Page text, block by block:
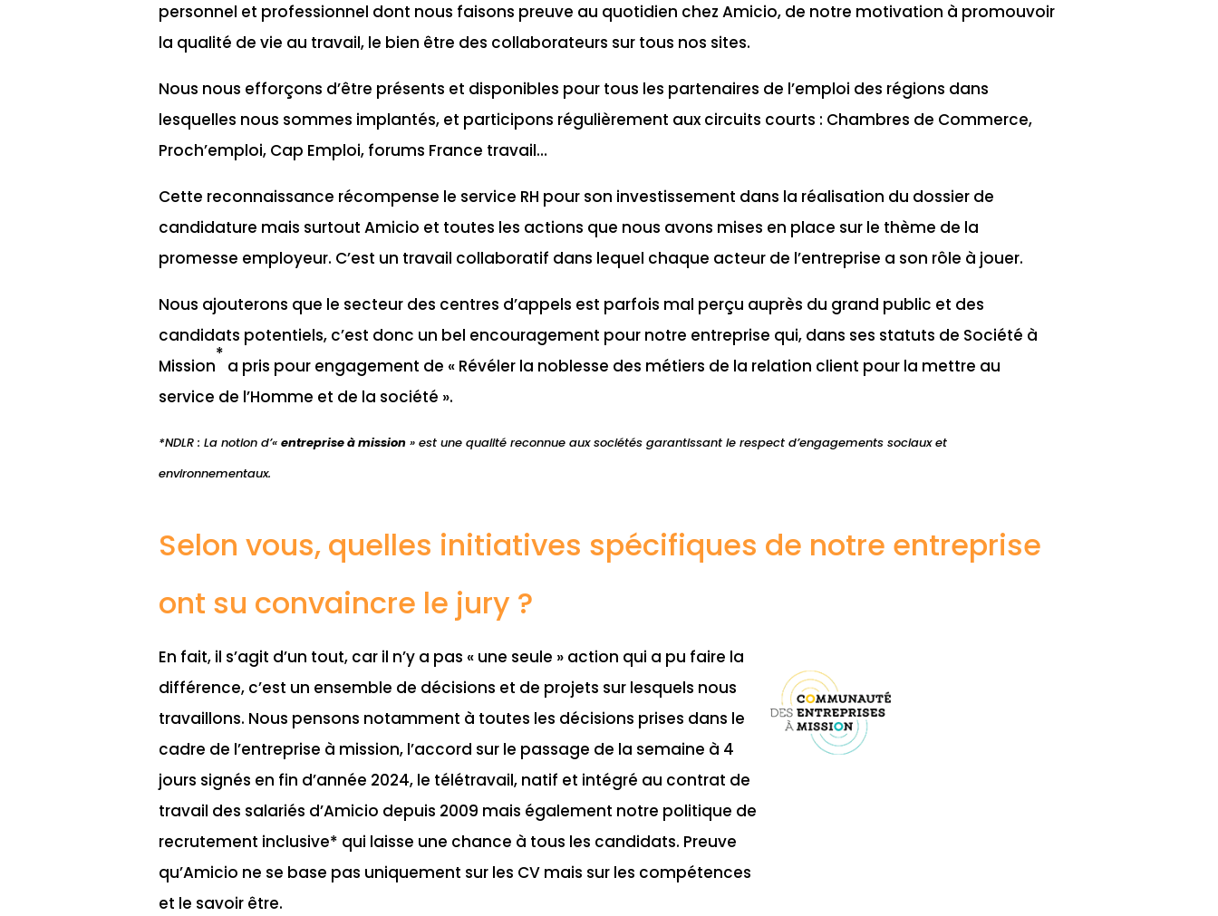
personnel et professionnel dont nous faisons preuve au quotidien chez Amicio, de notre motivation à promouvoir
la qualité de vie au travail, le bien être des collaborateurs sur tous nos sites.
Nous nous efforçons d’être présents et disponibles pour tous les partenaires de l’emploi des régions dans
lesquelles nous sommes implantés, et participons régulièrement aux circuits courts : Chambres de Commerce,
Proch’emploi, Cap Emploi, forums France travail…
Cette reconnaissance récompense le service RH pour son investissement dans la réalisation du dossier de
candidature mais surtout Amicio et toutes les actions que nous avons mises en place sur le thème de la
promesse employeur. C’est un travail collaboratif dans lequel chaque acteur de l’entreprise a son rôle à jouer.
Nous ajouterons que le secteur des centres d’appels est parfois mal perçu auprès du grand public et des
candidats potentiels, c’est donc un bel encouragement pour notre entreprise qui, dans ses statuts de Société à
Mission
*
a pris pour engagement de « Révéler la noblesse des métiers de la relation client pour la mettre au
service de l’Homme et de la société ».
*NDLR : La notion d’« entreprise à mission» est une qualité reconnue aux sociétés garantissant le respect d’engagements sociaux et
environnementaux.
Selon vous, quelles initiatives spécifiques de notre entreprise
ont su convaincre le jury ?
En fait, il s’agit d’un tout, car il n’y a pas « une seule » action qui a pu faire la
différence, c’est un ensemble de décisions et de projets sur lesquels nous
travaillons. Nous pensons notamment à toutes les décisions prises dans le
cadre de l’entreprise à mission, l’accord sur le passage de la semaine à 4
jours signés en fin d’année 2024, le télétravail, natif et intégré au contrat de
travail des salariés d’Amicio depuis 2009 mais également notre politique de
recrutement inclusive* qui laisse une chance à tous les candidats. Preuve
qu’Amicio ne se base pas uniquement sur les CV mais sur les compétences
et le savoir être.